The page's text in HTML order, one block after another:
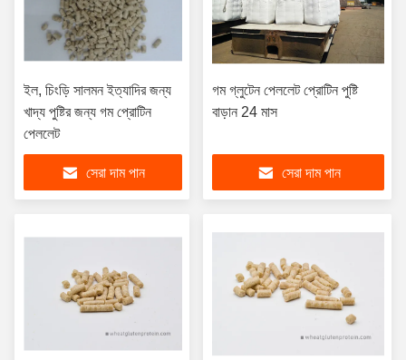
ইল, চিংড়ি সালমন ইত্যাদির জন্য
খাদ্য পুষ্টির জন্য গম প্রোটিন
পেললেট
সেরা দাম পান
গম গ্লুটেন পেললেট প্রোটিন পুষ্টি
বাড়ান 24 মাস
সেরা দাম পান